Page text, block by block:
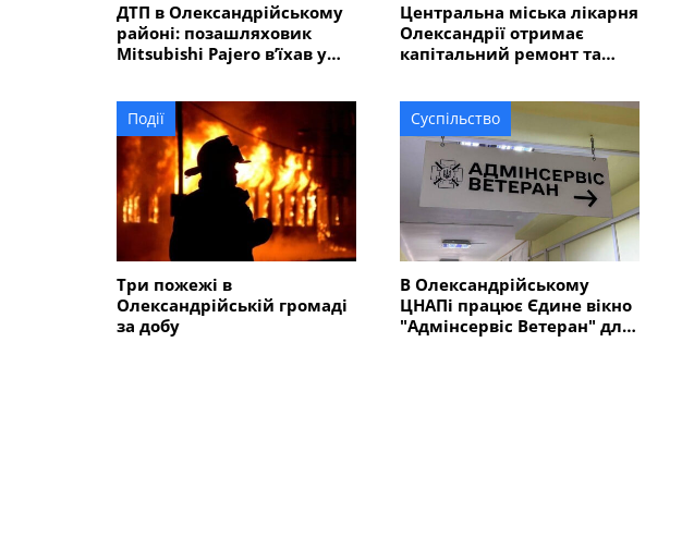
ДТП в Олександрійському
районі: позашляховик
Mitsubishi Pajero в’їхав у
Центральна міська лікарня
Олександрії отримає
капітальний ремонт та
Події
Три пожежі в
Олександрійській громаді
за добу
Суспільство
В Олександрійському
ЦНАПі працює Єдине вікно
"Адмінсервіс Ветеран" для